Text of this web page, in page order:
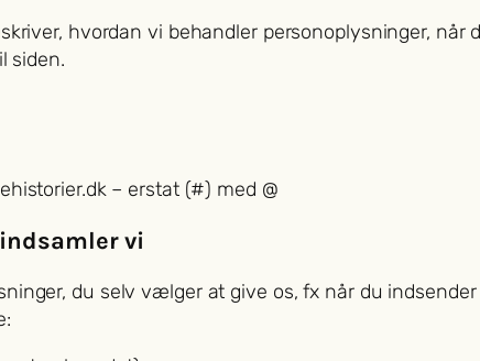
hvordan vi behandler personoplysninger, når
siden.
– erstat (#) med @
vi
du selv vælger at give os, fx når du